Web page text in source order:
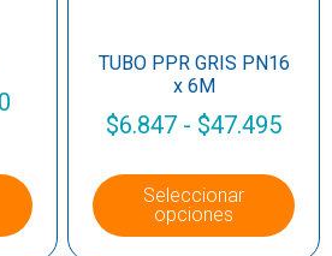
TUBO PPR GRIS PN16
x 6M
$6.847 - $47.495
Seleccionar
opciones